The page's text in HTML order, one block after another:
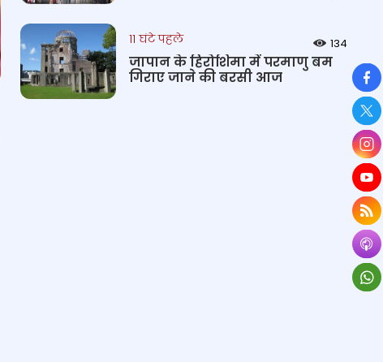
11 घंटे पहले 134
जापान के हिरोशिमा में परमाणु बम
गिराए जाने की बरसी आज